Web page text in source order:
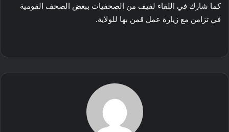
كما شارك في اللقاء لفيف من الصحفيات ببعض الصحف القومية
في تزامن مع زيارة عمل قمن بها للولاية.